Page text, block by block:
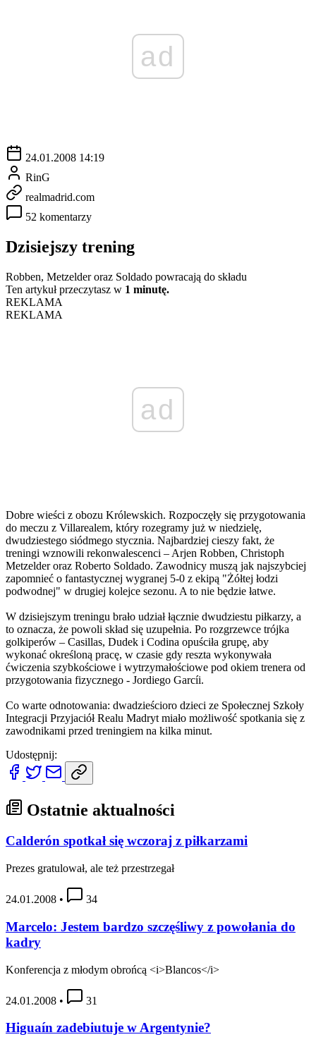
ad
24.01.2008 14:19
RinG
realmadrid.com
52 komentarzy
Dzisiejszy trening
Robben, Metzelder oraz Soldado powracają do składu
Ten artykuł przeczytasz w 1 minutę.
REKLAMA
REKLAMA
ad
Dobre wieści z obozu Królewskich. Rozpoczęły się przygotowania
do meczu z Villarealem, który rozegramy już w niedzielę,
dwudziestego siódmego stycznia. Najbardziej cieszy fakt, że
treningi wznowili rekonwalescenci – Arjen Robben, Christoph
Metzelder oraz Roberto Soldado. Zawodnicy muszą jak najszybciej
zapomnieć o fantastycznej wygranej 5-0 z ekipą "Żółtej łodzi
podwodnej" w drugiej kolejce sezonu. A to nie będzie łatwe.
W dzisiejszym treningu brało udział łącznie dwudziestu piłkarzy, a
to oznacza, że powoli skład się uzupełnia. Po rozgrzewce trójka
golkiperów – Casillas, Dudek i Codina opuściła grupę, aby
wykonać określoną pracę, w czasie gdy reszta wykonywała
ćwiczenia szybkościowe i wytrzymałościowe pod okiem trenera od
przygotowania fizycznego - Jordiego Garcíi.
Co warte odnotowania: dwadzieścioro dzieci ze Społecznej Szkoły
Integracji Przyjaciół Realu Madryt miało możliwość spotkania się z
zawodnikami przed treningiem na kilka minut.
Udostępnij:
Ostatnie aktualności
Calderón spotkał się wczoraj z piłkarzami
Prezes gratulował, ale też przestrzegał
24.01.2008 • 34
Marcelo: Jestem bardzo szczęśliwy z powołania do
kadry
Konferencja z młodym obrońcą <i>Blancos</i>
24.01.2008 • 31
Higuaín zadebiutuje w Argentynie?